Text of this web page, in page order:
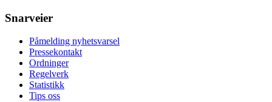
Snarveier
Påmelding nyhetsvarsel
Pressekontakt
Ordninger
Regelverk
Statistikk
Tips oss